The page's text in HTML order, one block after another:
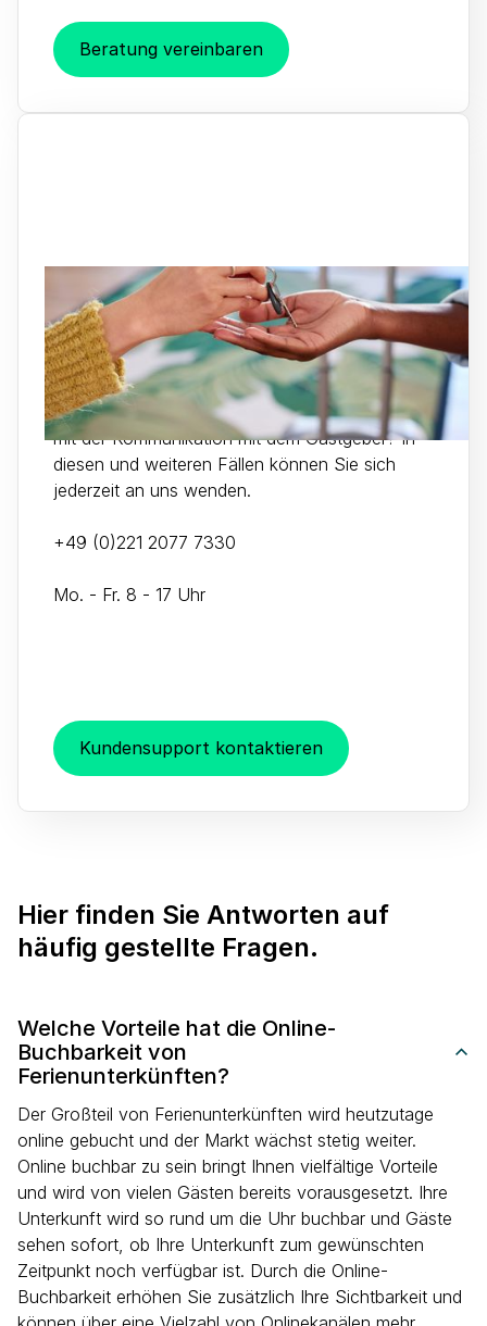
Beratung vereinbaren
Gästeservice
Sie haben Fragen zu Ihrer Buchung, möchten
Änderungen vornehmen oder haben Probleme
mit der Kommunikation mit dem Gastgeber? In
diesen und weiteren Fällen können Sie sich
jederzeit an uns wenden.
+49 (0)221 2077 7330
Mo. - Fr. 8 - 17 Uhr
Kundensupport kontaktieren
Hier finden Sie Antworten auf
häufig gestellte Fragen.
Welche Vorteile hat die Online-
Buchbarkeit von
Ferienunterkünften?
Der Großteil von Ferienunterkünften wird heutzutage
online gebucht und der Markt wächst stetig weiter.
Online buchbar zu sein bringt Ihnen vielfältige Vorteile
und wird von vielen Gästen bereits vorausgesetzt. Ihre
Unterkunft wird so rund um die Uhr buchbar und Gäste
sehen sofort, ob Ihre Unterkunft zum gewünschten
Zeitpunkt noch verfügbar ist. Durch die Online-
Buchbarkeit erhöhen Sie zusätzlich Ihre Sichtbarkeit und